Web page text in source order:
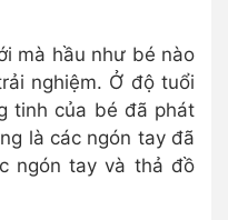
mà hầu như bé nào
nghiệm. Ở độ tuổi
tinh của bé đã phát
là các ngón tay đã
ngón tay và thả đồ